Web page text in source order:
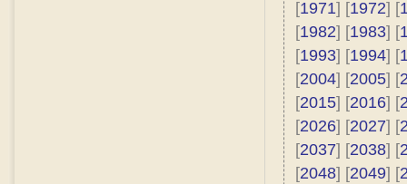
[1971] [1972] [
[1982] [1983] [
[1993] [1994] [
[2004] [2005] [
[2015] [2016] [
[2026] [2027] [
[2037] [2038] [
[2048] [2049] [